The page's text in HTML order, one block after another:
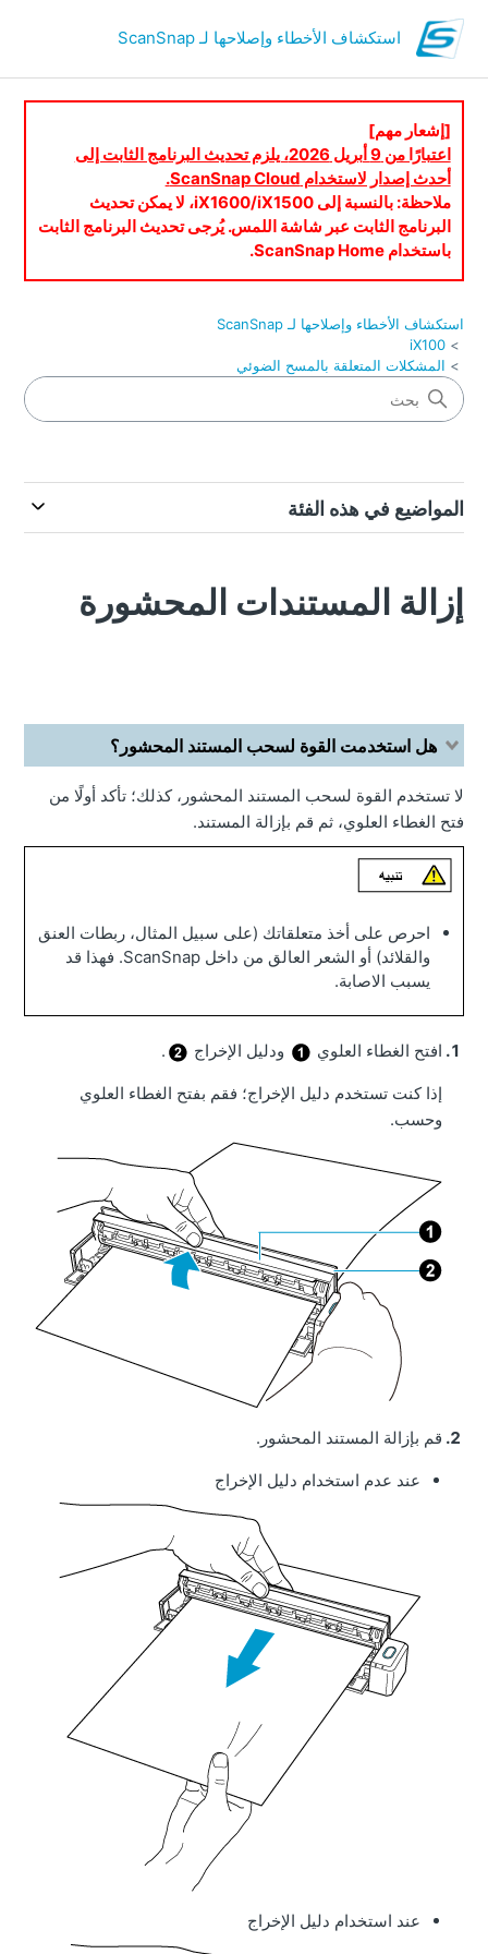
استكشاف الأخطاء وإصلاحها لـ ScanSnap
[إشعار مهم]
اعتبارًا من 9 أبريل 2026، يلزم تحديث البرنامج الثابت إلى
أحدث إصدار لاستخدام ScanSnap Cloud.
ملاحظة: بالنسبة إلى iX1600/iX1500، لا يمكن تحديث
البرنامج الثابت عبر شاشة اللمس. يُرجى تحديث البرنامج الثابت
باستخدام ScanSnap Home.
استكشاف الأخطاء وإصلاحها لـ ScanSnap
iX100
المشكلات المتعلقة بالمسح الضوئي
المواضيع في هذه الفئة
إزالة المستندات المحشورة
هل استخدمت القوة لسحب المستند المحشور؟
لا تستخدم القوة لسحب المستند المحشور، كذلك؛ تأكد أولًا من
فتح الغطاء العلوي، ثم قم بإزالة المستند.
احرص على أخذ متعلقاتك (على سبيل المثال، ربطات العنق
والقلائد) أو الشعر العالق من داخل ScanSnap. فهذا قد
يسبب الاصابة.
افتح الغطاء العلوي ودليل الإخراج .
إذا كنت تستخدم دليل الإخراج؛ فقم بفتح الغطاء العلوي
وحسب.
قم بإزالة المستند المحشور.
عند عدم استخدام دليل الإخراج
عند استخدام دليل الإخراج